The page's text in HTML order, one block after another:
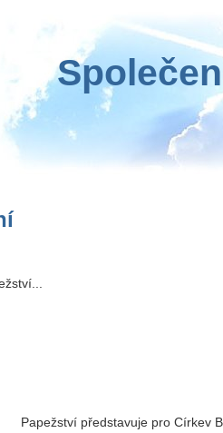
Papežství představuje pro Církev